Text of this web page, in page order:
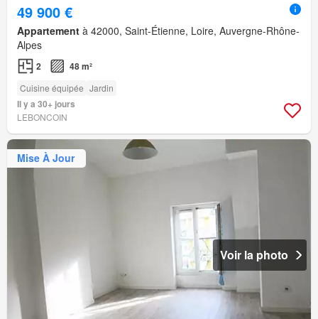
49 900 €
Appartement à 42000, Saint-Étienne, Loire, Auvergne-Rhône-
Alpes
2 48 m²
Cuisine équipée Jardin
Il y a 30+ jours
LEBONCOIN
Mise À Jour
Voir la photo